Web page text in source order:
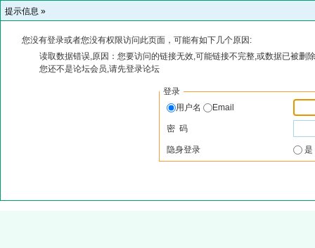
提示信息 »
您没有登录或者您没有权限访问此页面，可能有如下几个原因:
读取数据错误,原因：您要访问的链接无效,可能链接不完整,或数据已被删
您还不是论坛会员,请先登录论坛
登录
用户名
Email
密 码
隐身登录